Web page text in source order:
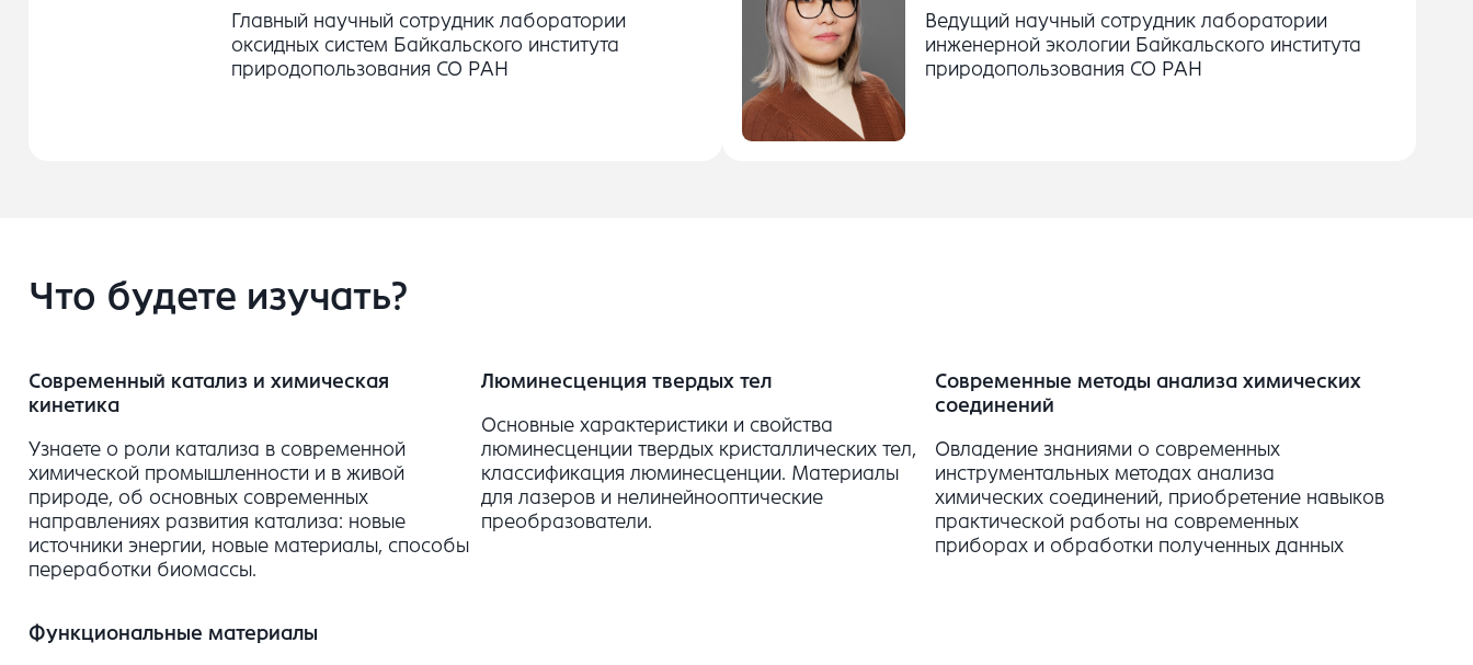
Главный научный сотрудник лаборатории
оксидных систем Байкальского института
природопользования СО РАН
Ведущий научный сотрудник лаборатории
инженерной экологии Байкальского института
природопользования СО РАН
Что будете изучать?
Современный катализ и химическая
кинетика
Узнаете о роли катализа в современной
химической промышленности и в живой
природе, об основных современных
направлениях развития катализа: новые
источники энергии, новые материалы, способы
переработки биомассы.
Люминесценция твердых тел
Основные характеристики и свойства
люминесценции твердых кристаллических тел,
классификация люминесценции. Материалы
для лазеров и нелинейнооптические
преобразователи.
Современные методы анализа химических
соединений
Овладение знаниями о современных
инструментальных методах анализа
химических соединений, приобретение навыков
практической работы на современных
приборах и обработки полученных данных
Функциональные материалы